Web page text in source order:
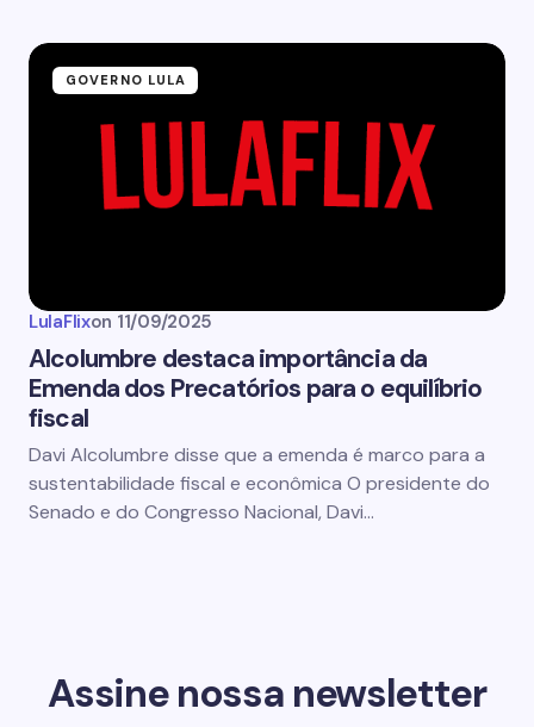
GOVERNO LULA
LulaFlixon 11/09/2025
Alcolumbre destaca importância da
Emenda dos Precatórios para o equilíbrio
fiscal
Davi Alcolumbre disse que a emenda é marco para a
sustentabilidade fiscal e econômica O presidente do
Senado e do Congresso Nacional, Davi…
Assine nossa newsletter